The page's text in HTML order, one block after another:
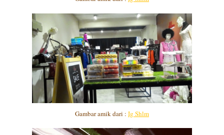
Gambar amik dari : Ig Shlm